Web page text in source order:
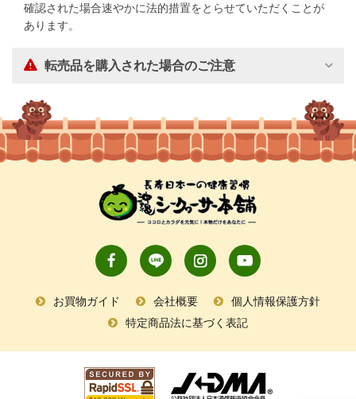
確認された場合速やかに法的措置をとらせていただくことが
あります。
転売品を購入された場合のご注意
お買物ガイド 会社概要
個人情報保護方針
特定商品法に基づく表記